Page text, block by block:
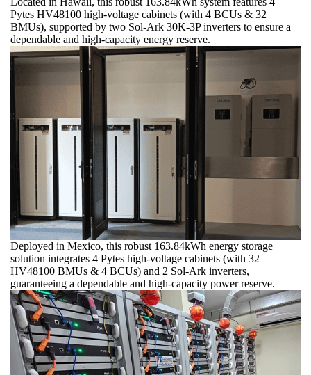
Located in Hawaii, this robust 163.84kWh system features 4
Pytes HV48100 high-voltage cabinets (with 4 BCUs & 32
BMUs), supported by two Sol-Ark 30K-3P inverters to ensure a
dependable and high-capacity energy reserve.
Deployed in Mexico, this robust 163.84kWh energy storage